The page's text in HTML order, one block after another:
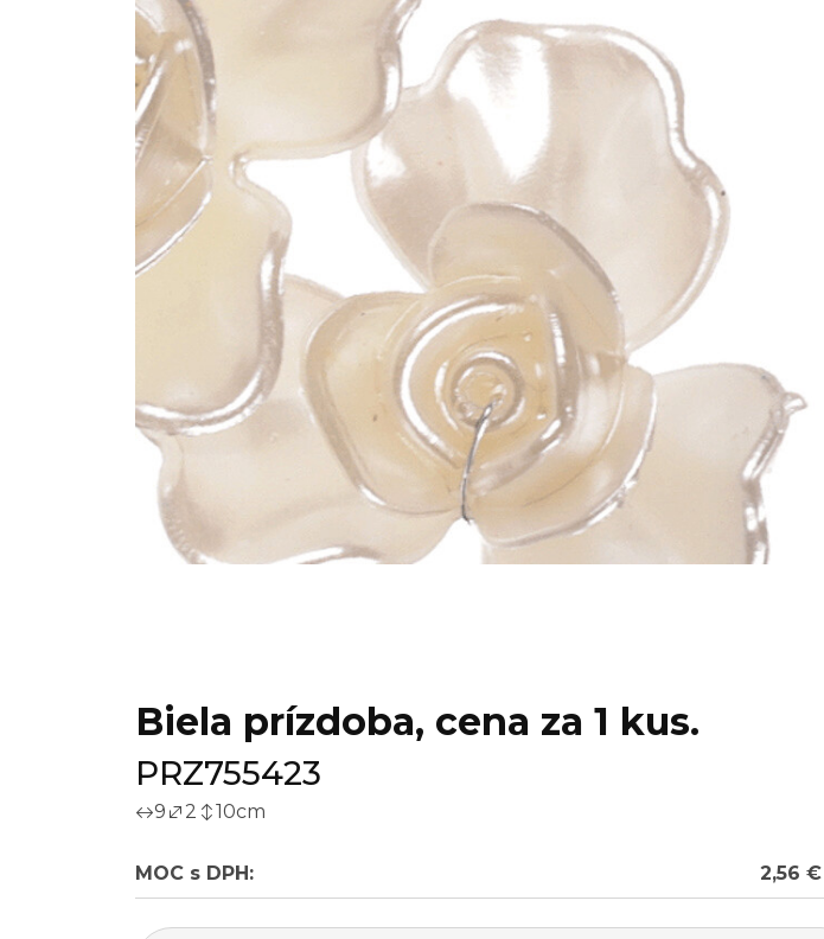
Biela prízdoba, cena za 1 kus.
PRZ755423
9 2 10cm
MOC s DPH: 2,56 €